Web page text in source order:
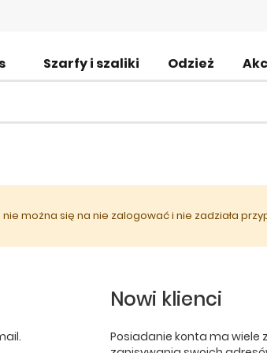
Szarfy i szaliki Odzież
można się na nie zalogować i nie zadziała
Nowi klienci
Posiadanie konta ma wiele